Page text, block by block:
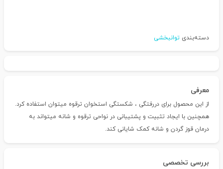
دسته‌بندی توانبخشی
معرفی
از این محصول برای دررفتگی ، شکستگی استخوان ترقوه میتوان استفاده کرد.
همچنین با ایجاد تثبیت و پشتیبانی در نواحی ترقوه و شانه میتواند به
درمان قوز گردن و شانه کمک شایانی کند.
بررسی تخصصی